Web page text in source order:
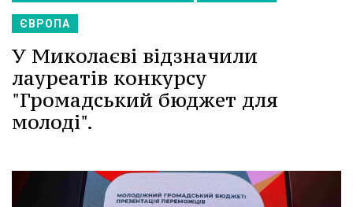
ЄВРОПА
У Миколаєві відзначили
лауреатів конкурсу
"Громадський бюджет для
молоді".